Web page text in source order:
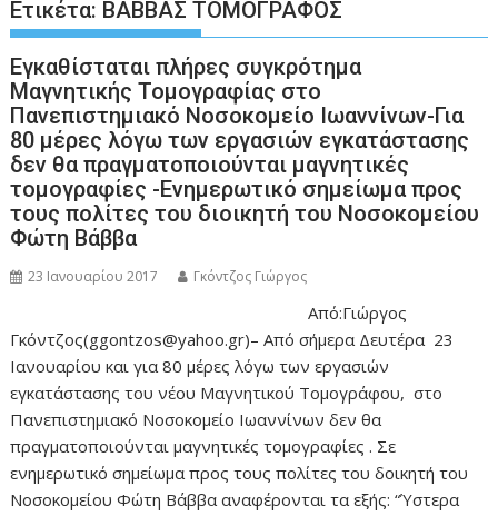
Ετικέτα: ΒΑΒΒΑΣ ΤΟΜΟΓΡΑΦΟΣ
Εγκαθίσταται πλήρες συγκρότημα
Μαγνητικής Τομογραφίας στο
Πανεπιστημιακό Νοσοκομείο Ιωαννίνων-Για
80 μέρες λόγω των εργασιών εγκατάστασης
δεν θα πραγματοποιούνται μαγνητικές
τομογραφίες -Ενημερωτικό σημείωμα προς
τους πολίτες του διοικητή του Νοσοκομείου
Φώτη Βάββα
23 Ιανουαρίου 2017 Γκόντζος Γιώργος
Από:Γιώργος
Γκόντζος(ggontzos@yahoo.gr)– Από σήμερα Δευτέρα 23
Ιανουαρίου και για 80 μέρες λόγω των εργασιών
εγκατάστασης του νέου Μαγνητικού Τομογράφου, στο
Πανεπιστημιακό Νοσοκομείο Ιωαννίνων δεν θα
πραγματοποιούνται μαγνητικές τομογραφίες . Σε
ενημερωτικό σημείωμα προς τους πολίτες του δοικητή του
Νοσοκομείου Φώτη Βάββα αναφέρονται τα εξής: “Ύστερα